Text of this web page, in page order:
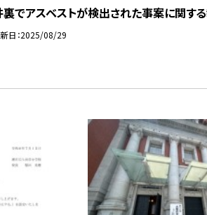
でアスベストが検出された事案に関する
日 2025/08/29